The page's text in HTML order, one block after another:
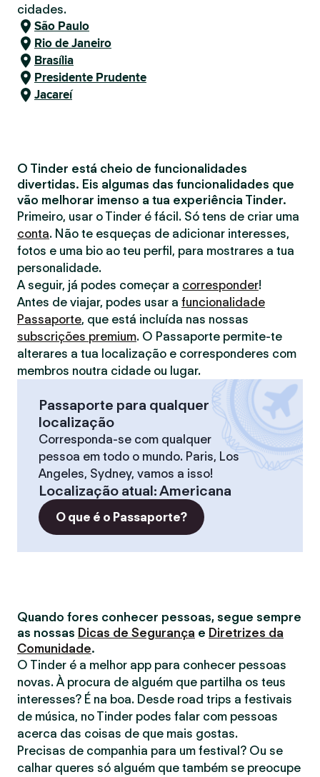
cidades.
São Paulo
Rio de Janeiro
Brasília
Presidente Prudente
Jacareí
O Tinder está cheio de funcionalidades
divertidas. Eis algumas das funcionalidades que
vão melhorar imenso a tua experiência Tinder.
Primeiro, usar o Tinder é fácil. Só tens de criar uma
conta. Não te esqueças de adicionar interesses,
fotos e uma bio ao teu perfil, para mostrares a tua
personalidade.
A seguir, já podes começar a corresponder!
Antes de viajar, podes usar a funcionalidade
Passaporte, que está incluída nas nossas
subscrições premium. O Passaporte permite-te
alterares a tua localização e corresponderes com
membros noutra cidade ou lugar.
Passaporte para qualquer
localização
Corresponda-se com qualquer
pessoa em todo o mundo. Paris, Los
Angeles, Sydney, vamos a isso!
Localização atual:Americana
O que é o Passaporte?
Quando fores conhecer pessoas, segue sempre
as nossas Dicas de Segurança e Diretrizes da
Comunidade.
O Tinder é a melhor app para conhecer pessoas
novas. À procura de alguém que partilha os teus
interesses? É na boa. Desde road trips a festivais
de música, no Tinder podes falar com pessoas
acerca das coisas de que mais gostas.
Precisas de companhia para um festival? Ou se
calhar queres só alguém que também se preocupe